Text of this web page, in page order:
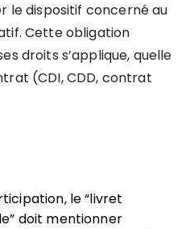
le dispositif concerné au
Cette obligation
droits s’applique, quelle
(CDI, CDD, contrat
le “livret
doit mentionner